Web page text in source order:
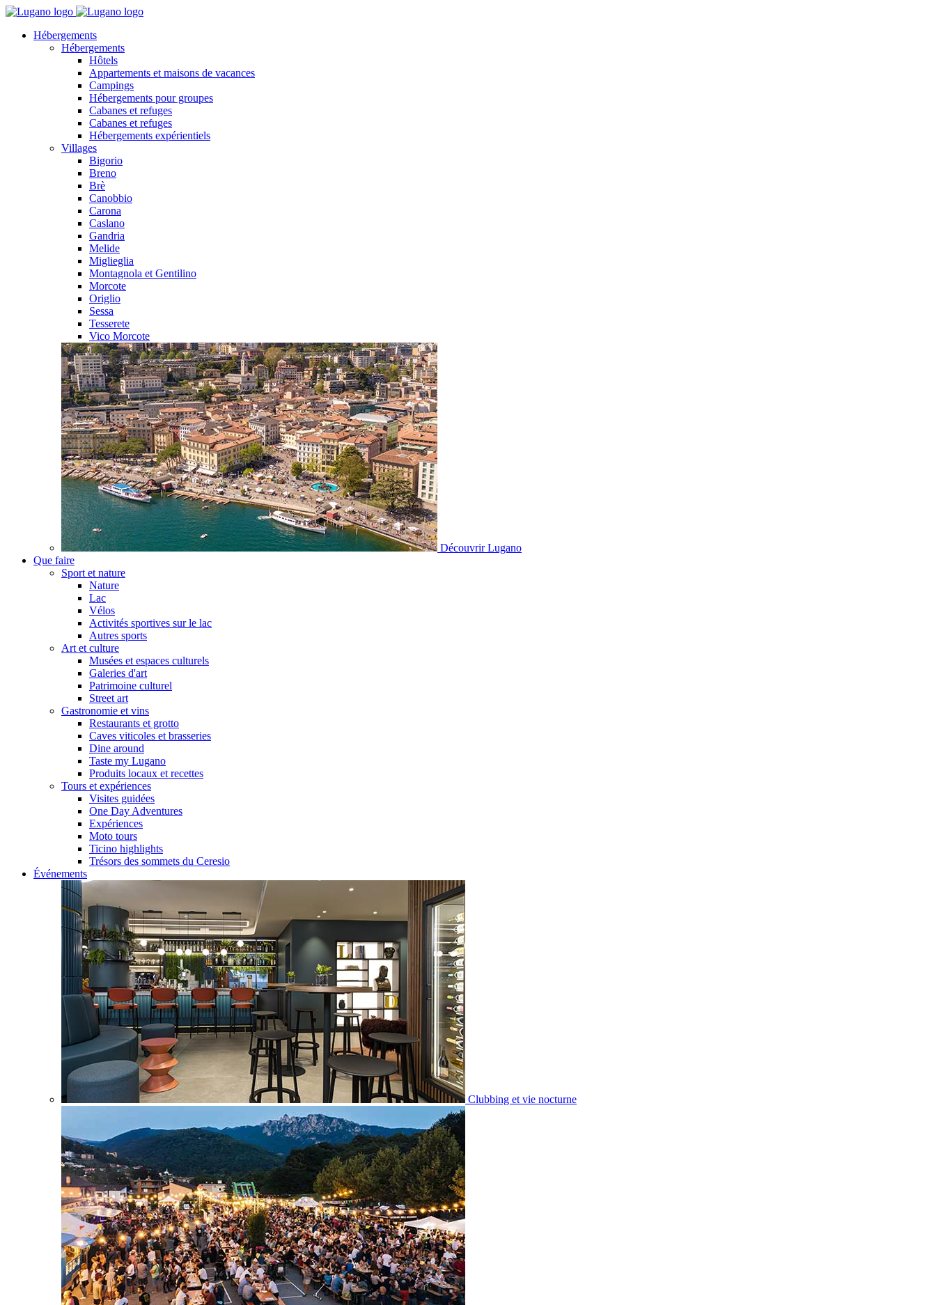
Hébergements
Hébergements
Hôtels
Appartements et maisons de vacances
Campings
Hébergements pour groupes
Cabanes et refuges
Cabanes et refuges
Hébergements expérientiels
Villages
Bigorio
Breno
Brè
Canobbio
Carona
Caslano
Gandria
Melide
Miglieglia
Montagnola et Gentilino
Morcote
Origlio
Sessa
Tesserete
Vico Morcote
Découvrir Lugano
Que faire
Sport et nature
Nature
Lac
Vélos
Activités sportives sur le lac
Autres sports
Art et culture
Musées et espaces culturels
Galeries d'art
Patrimoine culturel
Street art
Gastronomie et vins
Restaurants et grotto
Caves viticoles et brasseries
Dine around
Taste my Lugano
Produits locaux et recettes
Tours et expériences
Visites guidées
One Day Adventures
Expériences
Moto tours
Ticino highlights
Trésors des sommets du Ceresio
Événements
Clubbing et vie nocturne